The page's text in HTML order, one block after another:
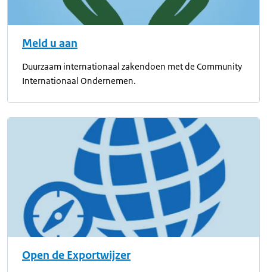
Meld u aan
Duurzaam internationaal zakendoen met de Community
Internationaal Ondernemen.
Open de Exportwijzer